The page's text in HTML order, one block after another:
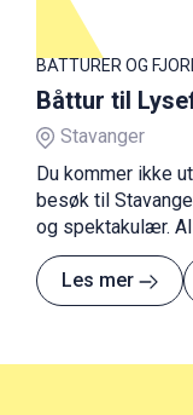
BÅTTURER OG
Båttur til
Stavanger
Du kommer ikke
besøk til
og spektakulær.
andre ord. Men
ombord en
Les mer